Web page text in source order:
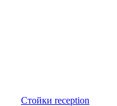
Стойки reception